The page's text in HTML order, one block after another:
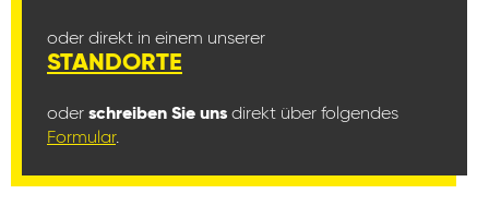
oder direkt in einem unserer
STANDORTE
oder schreiben Sie uns direkt über folgendes
Formular.